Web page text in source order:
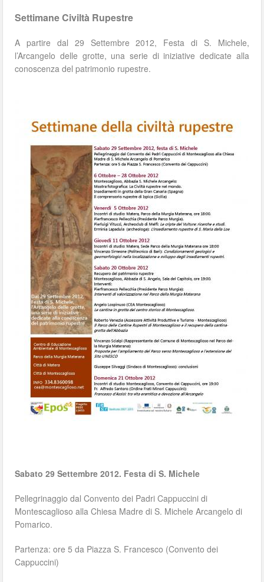
Settimane Civiltà Rupestre
A partire dal 29 Settembre 2012, Festa di S. Michele,
l’Arcangelo delle grotte, una serie di iniziative dedicate alla
conoscenza del patrimonio rupestre.
Sabato 29 Settembre 2012. Festa di S. Michele
Pellegrinaggio dal Convento dei Padri Cappuccini di
Montescaglioso alla Chiesa Madre di S. Michele Arcangelo di
Pomarico.
Partenza: ore 5 da Piazza S. Francesco (Convento dei
Cappuccini)